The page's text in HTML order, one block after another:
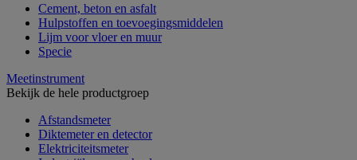
Cement, beton en asfalt
Hulpstoffen en toevoegingsmiddelen
Lijm voor vloer en muur
Specie
Meetinstrument
Bekijk de hele productgroep
Afstandsmeter
Diktemeter en detector
Elektriciteitsmeter